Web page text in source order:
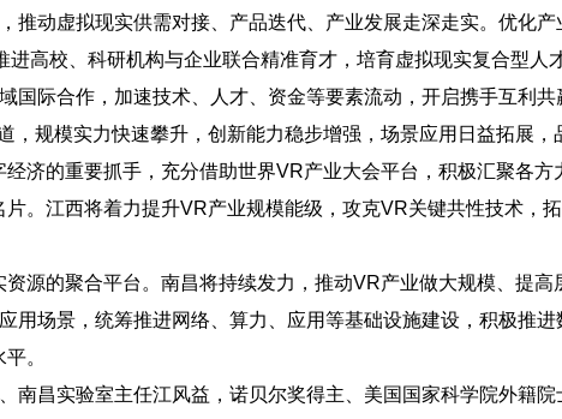
推动虚拟现实供需对接、产品迭代、产业发展走深走实。优化
进高校、科研机构与企业联合精准育才，培育虚拟现实复合型
国际合作，加速技术、人才、资金等要素流动，开启携手互利共
，规模实力快速攀升，创新能力稳步增强，场景应用日益拓展
济的重要抓手，充分借助世界VR产业大会平台，积极汇聚各
。江西将着力提升VR产业规模能级，攻克VR关键共性技术，
源的聚合平台。南昌将持续发力，推动VR产业做大规模、提
用场景，统筹推进网络、算力、应用等基础设施建设，积极推
。
南昌实验室主任江风益，诺贝尔奖得主、美国国家科学院外籍